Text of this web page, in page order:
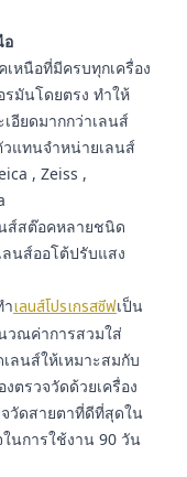
อ
หนือที่มีครบทุกเครื่อง
รมันโดยตรง ทำให้
อียดมากกว่าเลนส์
วแทนจำหน่ายเลนส์
, Zeiss ,
นส์สต๊อคหลายชนิด
นส์ออโต้ปรับแสง
เลนส์โปรเกรสซีฟเป็น
วณค่าการสวมใส่
ลนส์ให้เหมาะสมกับ
ตรวจวัดด้วยเครื่อง
วัดสายตาที่ดีที่สุดใน
นการใช้งาน 90 วัน